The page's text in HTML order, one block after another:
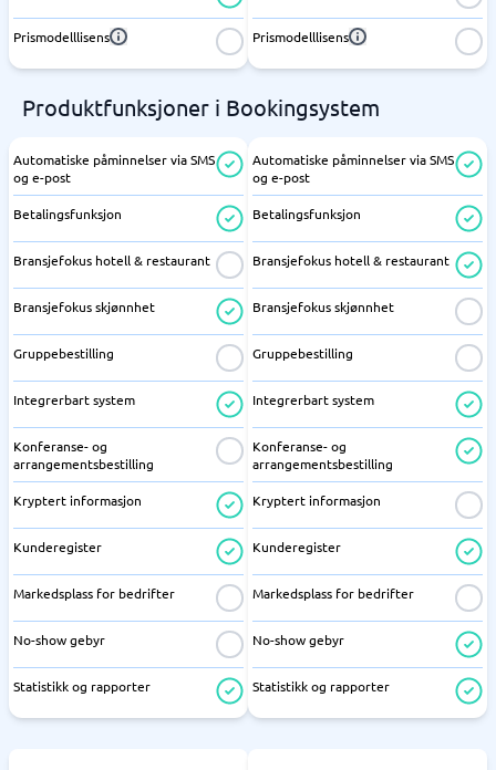
Prismodelllisens Prismodelllisens
Produktfunksjoner i Bookingsystem
Automatiske påminnelser via SMS
og e-post
Betalingsfunksjon
Bransjefokus hotell & restaurant
Bransjefokus skjønnhet
Gruppebestilling
Integrerbart system
Konferanse- og
arrangementsbestilling
Kryptert informasjon
Kunderegister
Markedsplass for bedrifter
No-show gebyr
Statistikk og rapporter
Automatiske påminnelser via SMS
og e-post
Betalingsfunksjon
Bransjefokus hotell & restaurant
Bransjefokus skjønnhet
Gruppebestilling
Integrerbart system
Konferanse- og
arrangementsbestilling
Kryptert informasjon
Kunderegister
Markedsplass for bedrifter
No-show gebyr
Statistikk og rapporter